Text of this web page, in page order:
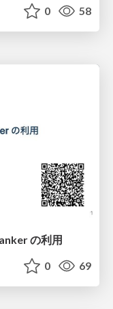
0 58
の利用
0 69